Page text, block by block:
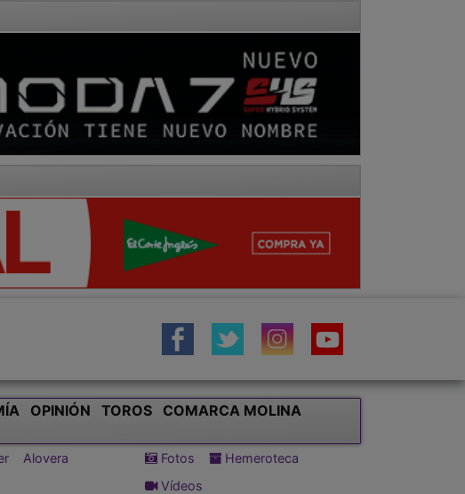
OPINIÓN TOROS
COMARCA MOLINA
Alovera
Fotos
Hemeroteca
Vídeos